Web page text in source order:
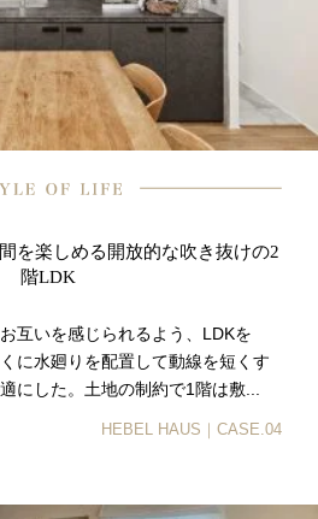
を楽しめる開放的な吹き抜けの2
階LDK
互いを感じられるよう、LDKを
に水廻りを配置して動線を短くす
にした。土地の制約で1階は敷...
HEBEL HAUS｜CASE.04